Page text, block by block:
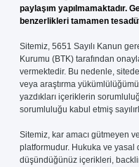
paylaşım yapılmamaktadır.
benzerlikleri tamamen
Sitemiz, 5651 Sayılı Kanun
Kurumu (BTK) tarafından
vermektedir. Bu nedenle,
veya araştırma
yazdıkları içeriklerin
sorumluluğu kabul etmiş
Sitemiz, kar amacı gütmeyen
platformudur. Hukuka ve yasal
düşündüğünüz içerikleri,